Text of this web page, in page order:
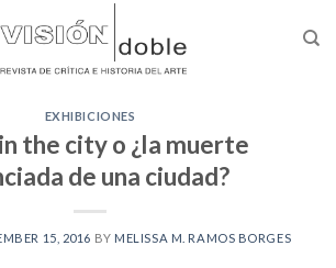
EXHIBICIONES
the city o ¿la muerte
de una ciudad?
15, 2016 BY MELISSA M. RAMOS BORGES